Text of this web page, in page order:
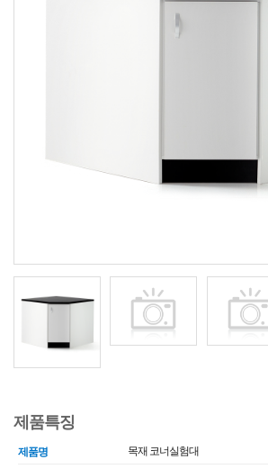
제품특징
제품명 목재 코너실험대